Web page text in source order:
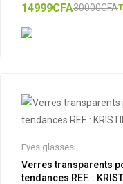
30000CFA
14999CFA
Eyes glasses
Verres transparents
tendances REF. :